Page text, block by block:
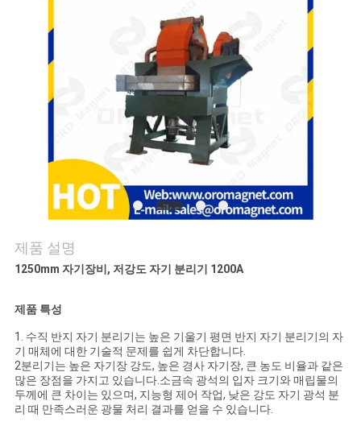
요
스
지
식
제품 설명
1250mm 자기장비, 저강도 자기 분리기 1200A
제품 특성
1. 수직 반지 자기 분리기는 높은 기울기 평면 반지 자기 분리기의 자
기 매체에 대한 기술적 문제를 쉽게 차단합니다.
2분리기는 높은 자기장 강도, 높은 경사 자기장, 큰 농도 비율과 같은
많은 장점을 가지고 있습니다.소금속 광석의 입자 크기와 매립물의
두께에 큰 차이는 있으며, 지능형 제어 작업, 낮은 강도 자기 광석 분
리 때 만족스러운 광물 처리 결과를 얻을 수 있습니다.